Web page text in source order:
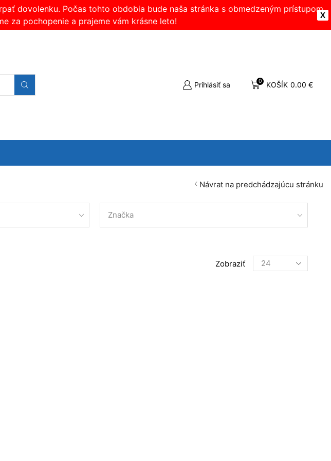
X
dovolenku. Počas tohto obdobia bude naša stránka s obmedzeným prístupom.
za pochopenie a prajeme vám krásne leto!
Prihlásiť sa 0 KOŠÍK 0.00 €
Návrat na predchádzajúcu stránku
Značka
Zobraziť
Products
per